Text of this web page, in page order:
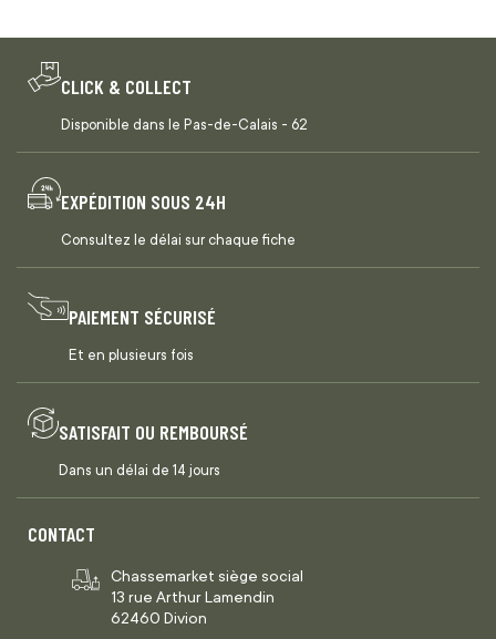
CLICK & COLLECT
Disponible dans le Pas-de-Calais - 62
EXPÉDITION SOUS 24H
Consultez le délai sur chaque fiche
PAIEMENT SÉCURISÉ
Et en plusieurs fois
SATISFAIT OU REMBOURSÉ
Dans un délai de 14 jours
CONTACT
Chassemarket siège social
13 rue Arthur Lamendin
62460 Divion